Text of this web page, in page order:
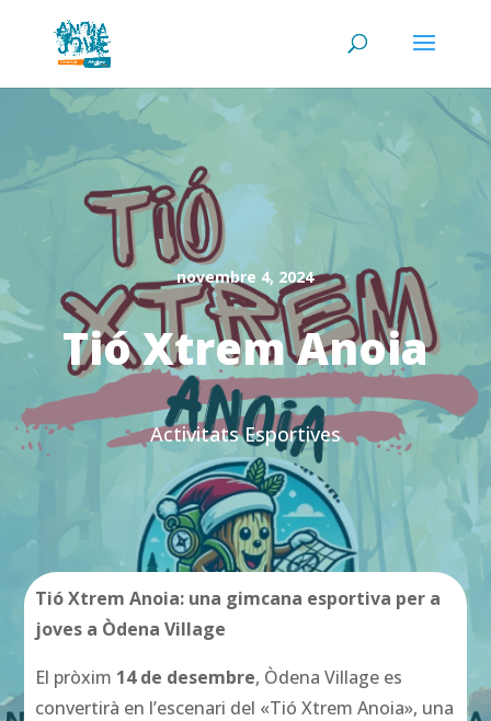
novembre 4, 2024
Tió Xtrem Anoia
Activitats Esportives
Tió Xtrem Anoia: una gimcana esportiva per a
joves a Òdena Village
El pròxim 14 de desembre, Òdena Village es
convertirà en l’escenari del «Tió Xtrem Anoia», una